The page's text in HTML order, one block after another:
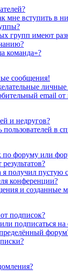
мне вступить в
групп имеют
команда»?
сообщения!
email от
и недругов?
пользователей в
по форуму или
я получил пустую
конференции?
и созданные
подписок?
подписаться